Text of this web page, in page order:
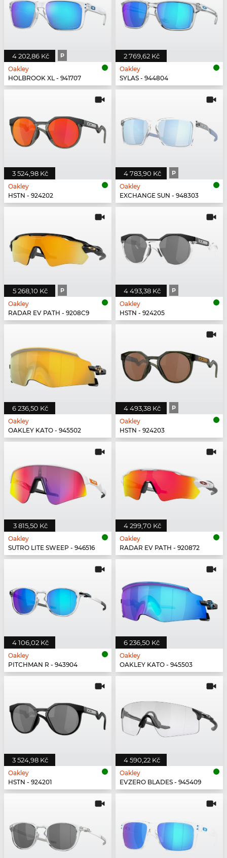
4 202,86 Kč P
Oakley
HOLBROOK XL - 941707
2 769,62 Kč
Oakley
SYLAS - 944804
3 524,98 Kč
Oakley
HSTN - 924202
4 783,90 Kč P
Oakley
EXCHANGE SUN - 948303
5 268,10 Kč P
Oakley
RADAR EV PATH - 9208C9
4 493,38 Kč P
Oakley
HSTN - 924205
6 236,50 Kč
Oakley
OAKLEY KATO - 945502
4 493,38 Kč P
Oakley
HSTN - 924203
3 815,50 Kč
Oakley
SUTRO LITE SWEEP - 946516
4 299,70 Kč
Oakley
RADAR EV PATH - 920872
4 106,02 Kč
Oakley
PITCHMAN R - 943904
6 236,50 Kč
Oakley
OAKLEY KATO - 945503
3 524,98 Kč
Oakley
HSTN - 924201
4 590,22 Kč
Oakley
EVZERO BLADES - 945409